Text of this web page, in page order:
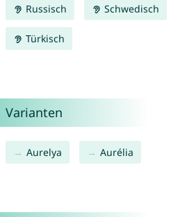
Russisch Schwedisch
Türkisch
Varianten
Aurelya Aurélia